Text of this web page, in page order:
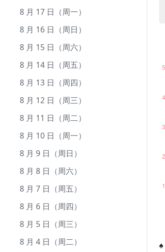
12 月 13 日（周日）
12 月 12 日（周六）
12 月 11 日（周五）
12 月 10 日（周四）
12 月 9 日（周三）
12 月 8 日（周二）
12 月 7 日（周一）
12 月 6 日（周日）
12 月 5 日（周六）
12 月 4 日（周五）
12 月 3 日（周四）
12 月 2 日（周三）
12 月 1 日（周二）
11 月 13 日（周五）
11 月 12 日（周四）
11 月 11 日（周三）
11 月 10 日（周二）
11 月 9 日（周一）
11 月 8 日（周日）
11 月 7 日（周六）
11 月 6 日（周五）
11 月 5 日（周四）
11 月 4 日（周三）
11 月 3 日（周二）
11 月 2 日（周一）
11 月 1 日（周日）
10 月 15 日（周四）
10 月 14 日（周三）
10 月 13 日（周二）
10 月 12 日（周一）
10 月 11 日（周日）
10 月 10 日（周六）
10 月 9 日（周五）
10 月 8 日（周四）
10 月 7 日（周三）
10 月 6 日（周二）
10 月 5 日（周一）
10 月 4 日（周日）
10 月 3 日（周六）
10 月 2 日（周五）
9 月 15 日（周二）
9 月 14 日（周一）
9 月 13 日（周日）
9 月 12 日（周六）
9 月 11 日（周五）
9 月 10 日（周四）
9 月 9 日（周三）
9 月 8 日（周二）
9 月 7 日（周一）
9 月 6 日（周日）
9 月 5 日（周六）
9 月 4 日（周五）
9 月 3 日（周四）
9 月 2 日（周三）
8 月 17 日（周一）
8 月 16 日（周日）
8 月 15 日（周六）
8 月 14 日（周五）
8 月 13 日（周四）
8 月 12 日（周三）
8 月 11 日（周二）
8 月 10 日（周一）
8 月 9 日（周日）
8 月 8 日（周六）
8 月 7 日（周五）
8 月 6 日（周四）
8 月 5 日（周三）
8 月 4 日（周二）
♠